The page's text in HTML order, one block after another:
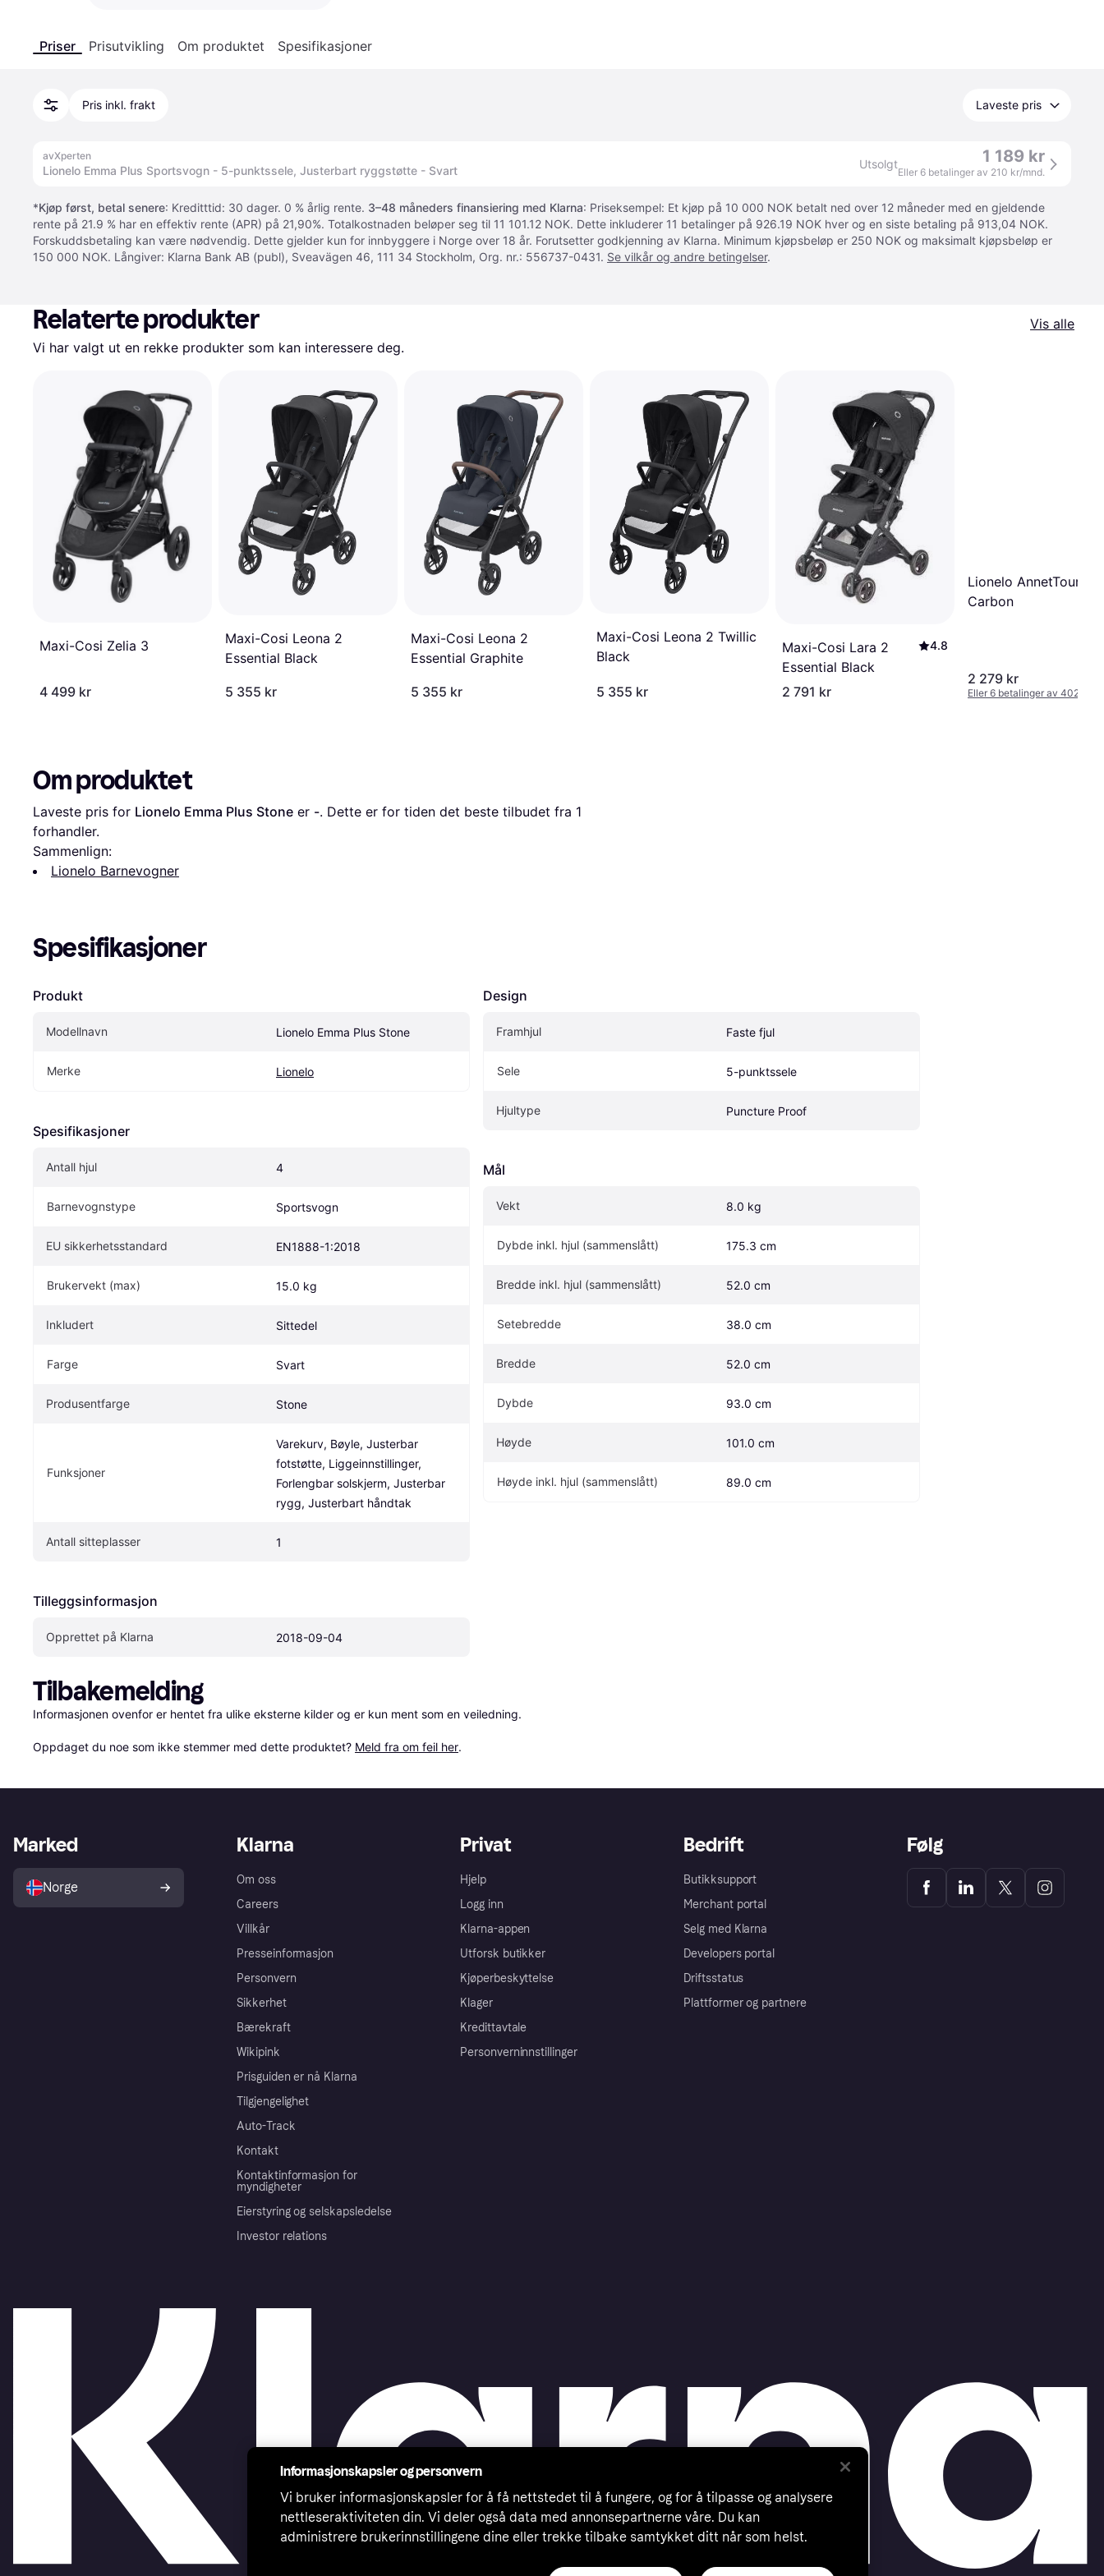
Priser Prisutvikling Om produktet Spesifikasjoner
Pris inkl. frakt Laveste pris
avXperten
Lionelo Emma Plus Sportsvogn - 5-punktssele, Justerbart ryggstøtte - Svart Utsolgt 1 189 kr
Eller 6 betalinger av 210 kr/mnd.
*Kjøp først, betal senere: Kreditttid: 30 dager. 0 % årlig rente. 3–48 måneders finansiering med Klarna: Priseksempel: Et kjøp på 10 000 NOK betalt ned over 12 måneder med en gjeldende
rente på 21.9 % har en effektiv rente (APR) på 21,90%. Totalkostnaden beløper seg til 11 101.12 NOK. Dette inkluderer 11 betalinger på 926.19 NOK hver og en siste betaling på 913,04 NOK.
Forskuddsbetaling kan være nødvendig. Dette gjelder kun for innbyggere i Norge over 18 år. Forutsetter godkjenning av Klarna. Minimum kjøpsbeløp er 250 NOK og maksimalt kjøpsbeløp er
150 000 NOK. Långiver: Klarna Bank AB (publ), Sveavägen 46, 111 34 Stockholm, Org. nr.: 556737-0431. Se vilkår og andre betingelser.
Relaterte produkter
Vis alle
Vi har valgt ut en rekke produkter som kan interessere deg.
Maxi-Cosi Zelia 3
4 499 kr
Maxi-Cosi Leona 2
Essential Black
5 355 kr
Maxi-Cosi Leona 2
Essential Graphite
5 355 kr
Maxi-Cosi Leona 2 Twillic
Black
5 355 kr
Maxi-Cosi Lara 2
Essential Black
4.8
2 791 kr
Lionelo AnnetTour
Carbon
2 279 kr
Eller 6 betalinger av 402 kr
Om produktet
Laveste pris for Lionelo Emma Plus Stone er -. Dette er for tiden det beste tilbudet fra 1
forhandler.
Sammenlign:
Lionelo Barnevogner
Spesifikasjoner
Produkt
Modellnavn Lionelo Emma Plus Stone
Merke Lionelo
Spesifikasjoner
Antall hjul 4
Barnevognstype Sportsvogn
EU sikkerhetsstandard EN1888-1:2018
Brukervekt (max) 15.0 kg
Inkludert Sittedel
Farge Svart
Produsentfarge Stone
Funksjoner
Varekurv, Bøyle, Justerbar
fotstøtte, Liggeinnstillinger,
Forlengbar solskjerm, Justerbar
rygg, Justerbart håndtak
Antall sitteplasser 1
Tilleggsinformasjon
Opprettet på Klarna 2018-09-04
Design
Framhjul Faste fjul
Sele 5-punktssele
Hjultype Puncture Proof
Mål
Vekt 8.0 kg
Dybde inkl. hjul (sammenslått) 175.3 cm
Bredde inkl. hjul (sammenslått) 52.0 cm
Setebredde 38.0 cm
Bredde 52.0 cm
Dybde 93.0 cm
Høyde 101.0 cm
Høyde inkl. hjul (sammenslått) 89.0 cm
Tilbakemelding
Informasjonen ovenfor er hentet fra ulike eksterne kilder og er kun ment som en veiledning.
Oppdaget du noe som ikke stemmer med dette produktet? Meld fra om feil her.
Klarna
Om oss
Careers
Villkår
Presseinformasjon
Personvern
Sikkerhet
Bærekraft
Wikipink
Prisguiden er nå Klarna
Tilgjengelighet
Auto-Track
Kontakt
Kontaktinformasjon for
myndigheter
Eierstyring og selskapsledelse
Investor relations
Privat
Hjelp
Logg inn
Klarna-appen
Utforsk butikker
Kjøperbeskyttelse
Klager
Kredittavtale
Personverninnstillinger
Bedrift
Butikksupport
Merchant portal
Selg med Klarna
Developers portal
Driftsstatus
Plattformer og partnere
Marked
Norge
Følg
Informasjonskapsler og personvern
Vi bruker informasjonskapsler for å få nettstedet til å fungere, og for å tilpasse og analysere
nettleseraktiviteten din. Vi deler også data med annonsepartnerne våre. Du kan
administrere brukerinnstillingene dine eller trekke tilbake samtykket ditt når som helst.